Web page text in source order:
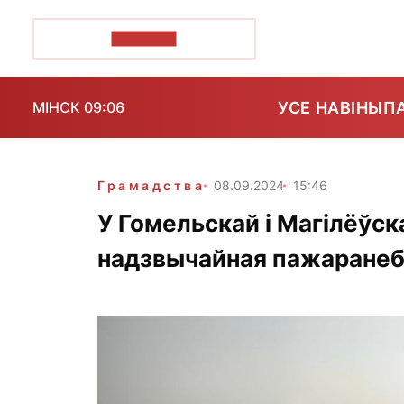
МІНСК 09:06 УСЕ НАВІНЫ
Грамадства 08.09.2024 15:46
У Гомельскай і
надзвычайная